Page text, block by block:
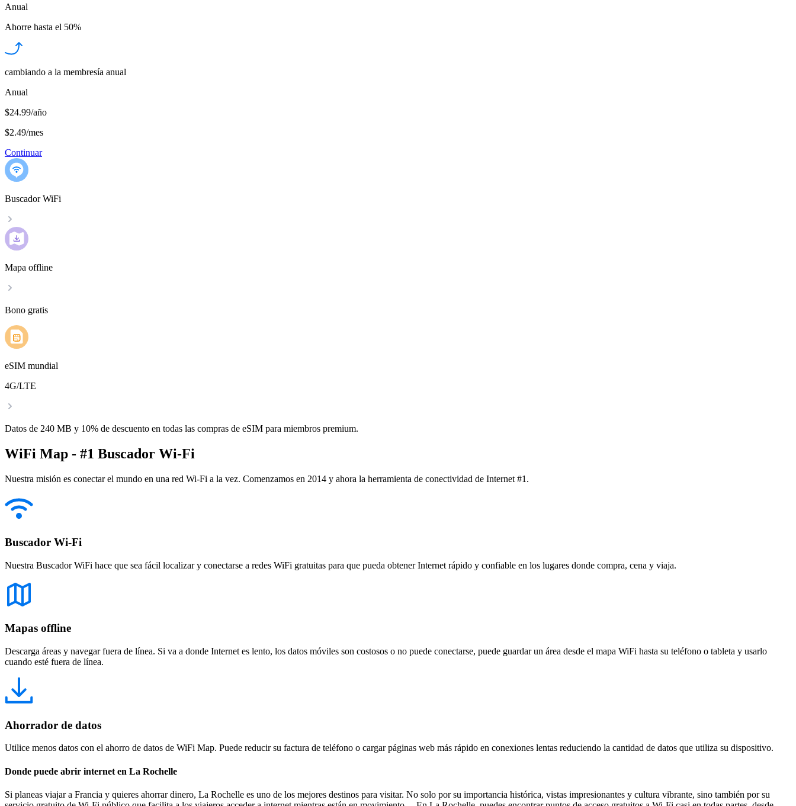
Anual
Ahorre hasta el 50%
cambiando a la membresía anual
Anual
$24.99/año
$2.49/mes
Continuar
Buscador WiFi
Mapa offline
Bono gratis
eSIM mundial
4G/LTE
Datos de 240 MB y 10% de descuento en todas las compras de eSIM para miembros premium.
WiFi Map - #1 Buscador Wi-Fi
Nuestra misión es conectar el mundo en una red Wi-Fi a la vez. Comenzamos en 2014 y ahora la herramienta de conectividad de Internet #1.
Buscador Wi-Fi
Nuestra Buscador WiFi hace que sea fácil localizar y conectarse a redes WiFi gratuitas para que pueda obtener Internet rápido y confiable en los lugares donde compra, cena y viaja.
Mapas offline
Descarga áreas y navegar fuera de línea. Si va a donde Internet es lento, los datos móviles son costosos o no puede conectarse, puede guardar un área desde el mapa WiFi hasta su teléfono o tableta y usarlo
cuando esté fuera de línea.
Ahorrador de datos
Utilice menos datos con el ahorro de datos de WiFi Map. Puede reducir su factura de teléfono o cargar páginas web más rápido en conexiones lentas reduciendo la cantidad de datos que utiliza su dispositivo.
Donde puede abrir internet en La Rochelle
Si planeas viajar a Francia y quieres ahorrar dinero, La Rochelle es uno de los mejores destinos para visitar. No solo por su importancia histórica, vistas impresionantes y cultura vibrante, sino también por su